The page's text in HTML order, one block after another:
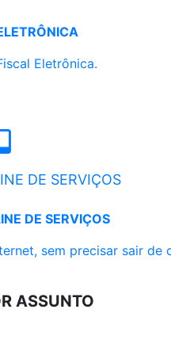
Eletrônica.
DE SERVIÇOS
DE SERVIÇOS
sem precisar sair de
ASSUNTO